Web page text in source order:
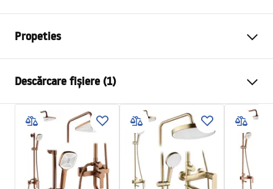
Propeties
Culoare
Tip cabina
De colt
Culoare sticla
Transparent 6mm
Tip de deschidere
Culisant
Montaj
de cada sau de podea
Inaltime (mm)
2005mm
Descărcare fișiere (1)
Manual
Instrukcja Kabiny Montana.pdf